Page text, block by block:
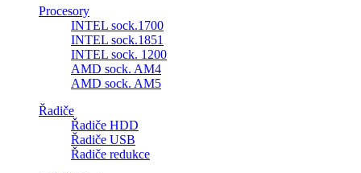
Procesory
INTEL sock.1700
INTEL sock.1851
INTEL sock. 1200
AMD sock. AM4
AMD sock. AM5
Řadiče
Řadiče HDD
Řadiče USB
Řadiče redukce